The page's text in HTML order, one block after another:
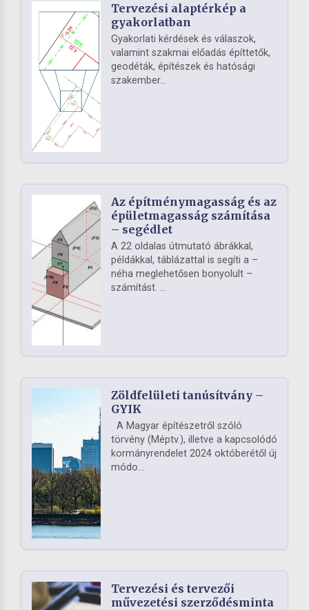
Tervezési alaptérkép a
gyakorlatban
Gyakorlati kérdések és válaszok,
valamint szakmai előadás építtetők,
geodéták, építészek és hatósági
szakember...
Az építménymagasság és az
épületmagasság számítása
– segédlet
A 22 oldalas útmutató ábrákkal,
példákkal, táblázattal is segíti a –
néha meglehetősen bonyolult –
számítást. ...
Zöldfelületi tanúsítvány –
GYIK
A Magyar építészetről szóló
törvény (Méptv.), illetve a kapcsolódó
kormányrendelet 2024 októberétől új
módo...
Tervezési és tervezői
művezetési szerződésminta